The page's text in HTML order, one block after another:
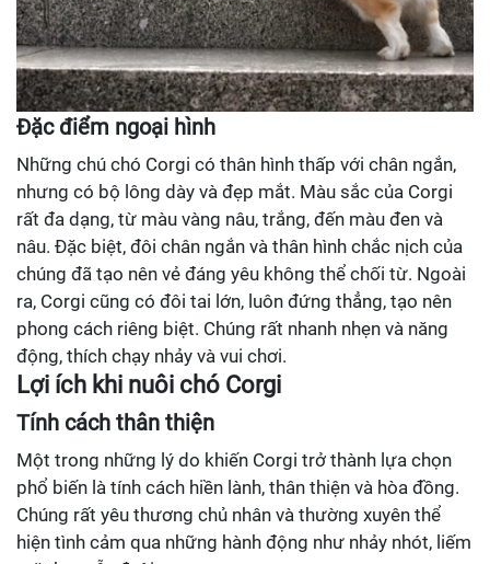
Đặc điểm ngoại hình
Những chú chó Corgi có thân hình thấp với chân ngắn,
nhưng có bộ lông dày và đẹp mắt. Màu sắc của Corgi
rất đa dạng, từ màu vàng nâu, trắng, đến màu đen và
nâu. Đặc biệt, đôi chân ngắn và thân hình chắc nịch của
chúng đã tạo nên vẻ đáng yêu không thể chối từ. Ngoài
ra, Corgi cũng có đôi tai lớn, luôn đứng thẳng, tạo nên
phong cách riêng biệt. Chúng rất nhanh nhẹn và năng
động, thích chạy nhảy và vui chơi.
Lợi ích khi nuôi chó Corgi
Tính cách thân thiện
Một trong những lý do khiến Corgi trở thành lựa chọn
phổ biến là tính cách hiền lành, thân thiện và hòa đồng.
Chúng rất yêu thương chủ nhân và thường xuyên thể
hiện tình cảm qua những hành động như nhảy nhót, liếm